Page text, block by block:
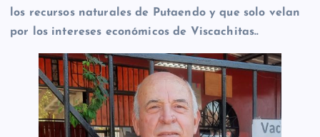
los recursos naturales de Putaendo y que solo velan
por los intereses económicos de Viscachitas..